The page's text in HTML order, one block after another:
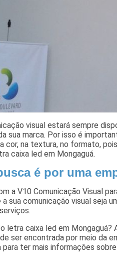
visual estará sempre
sua marca. Por isso é
cor, na textura, no formato,
caixa led em Mongaguá.
é por uma
a V10 Comunicação Visual
a sua comunicação visual seja
letra caixa led em
ser encontrada por meio da
para ter mais informações